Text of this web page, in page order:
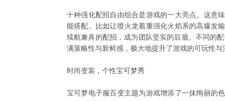
十种强化配招自由组合是游戏的一大亮点。这意
能搭配。比如让喷火龙着重强化火焰系的高爆发
续航兼具的配招，成为团队坚实的后盾。不同的
满策略性与新鲜感，极大地提升了游戏的可玩性与
时尚变装，个性宝可梦秀
宝可梦电子服百变主题为游戏增添了一抹绚丽的